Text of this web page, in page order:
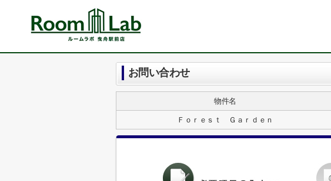
お問い合わせ
物件名
Ｆｏｒｅｓｔ Ｇａｒｄｅｎ